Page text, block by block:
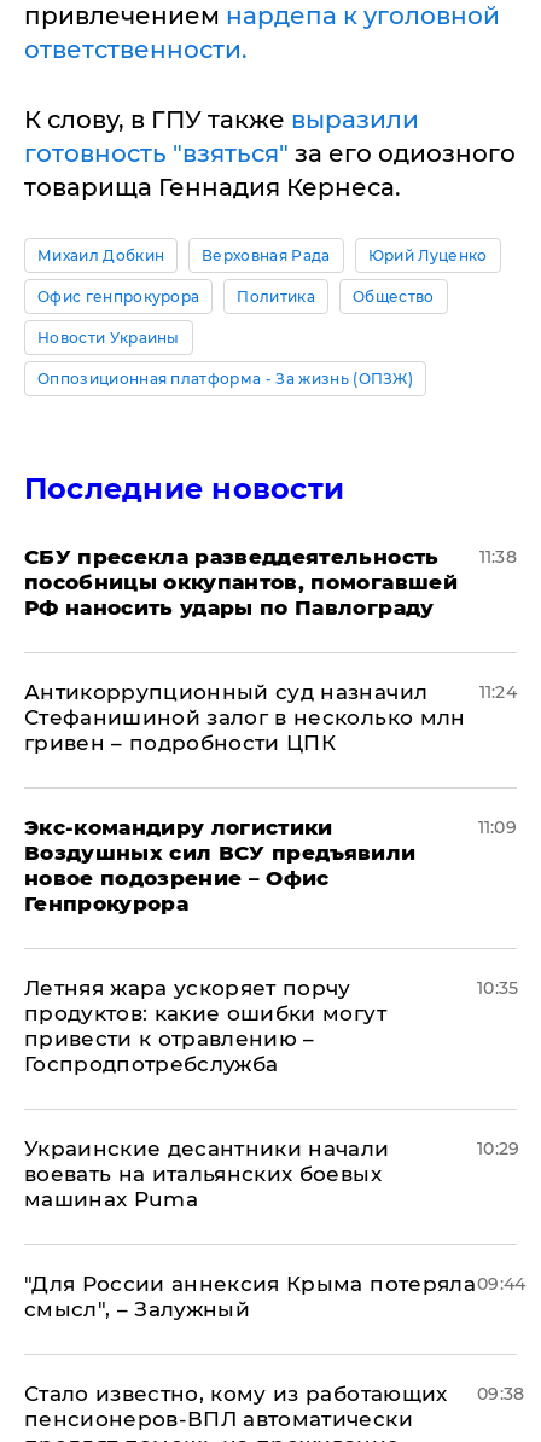
привлечением нардепа к уголовной
ответственности.
К слову, в ГПУ также выразили
готовность "взяться" за его одиозного
товарища Геннадия Кернеса.
Михаил Добкин Верховная Рада Юрий Луценко
Офис генпрокурора Политика Общество
Новости Украины
Оппозиционная платформа - За жизнь (ОПЗЖ)
Последние новости
СБУ пресекла разведдеятельность
пособницы оккупантов, помогавшей
РФ наносить удары по Павлограду
11:38
Антикоррупционный суд назначил
Стефанишиной залог в несколько млн
гривен – подробности ЦПК
11:24
Экс-командиру логистики
Воздушных сил ВСУ предъявили
новое подозрение – Офис
Генпрокурора
11:09
Летняя жара ускоряет порчу
продуктов: какие ошибки могут
привести к отравлению –
Госпродпотребслужба
10:35
Украинские десантники начали
воевать на итальянских боевых
машинах Puma
10:29
"Для России аннексия Крыма потеряла
смысл", – Залужный
09:44
Стало известно, кому из работающих
пенсионеров-ВПЛ автоматически
09:38